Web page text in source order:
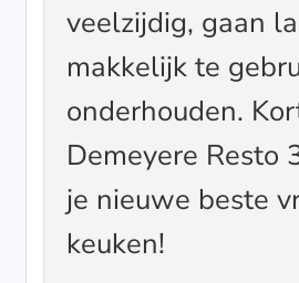
veelzijdig, gaan
makkelijk te
onderhouden.
Demeyere Resto
je nieuwe beste
keuken!